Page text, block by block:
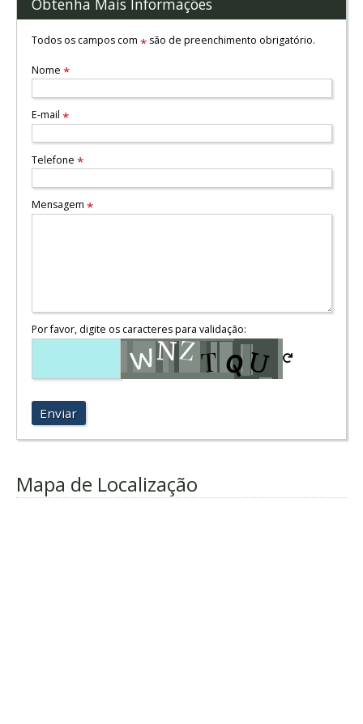
Todos os campos com *são de preenchimento obrigatório.
Nome *
E-mail *
Telefone *
Mensagem *
Por favor, digite os caracteres para validação:
Enviar
Mapa de Localização